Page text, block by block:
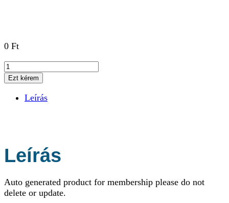
0 Ft
Membership
Product
mennyiség
Ezt kérem
Leírás
Leírás
Auto generated product for membership please do not
delete or update.